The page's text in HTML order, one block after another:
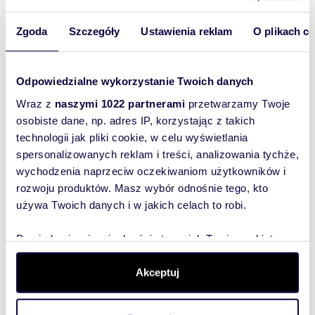
Zgoda Szczegóły Ustawienia reklam O plikach
Odpowiedzialne wykorzystanie Twoich danych
Wraz z naszymi 1022 partnerami przetwarzamy Twoje
osobiste dane, np. adres IP, korzystając z takich
technologii jak pliki cookie, w celu wyświetlania
spersonalizowanych reklam i treści, analizowania tychże,
wychodzenia naprzeciw oczekiwaniom użytkowników i
rozwoju produktów. Masz wybór odnośnie tego, kto
używa Twoich danych i w jakich celach to robi.
Dowiedz się więcej odnośnie tego, jak Twoje osobiste
dane są przetwarzane oraz ustaw własne preferencje w
. W Deklaracji plików cookie możesz
zmienić lub wycofać swoją zgodę w dowolnej chwili.
Akceptuj
1 2 42,61 m2 434 622 zł
2 2 42,02 m2 432 806 zł
2 2 54,32 m 548 632 zł
3 2 42,61 m2 443 144 zł
3 2 42,02 m2 437 008 zł
3 2 39,73 m2 421 138 zł